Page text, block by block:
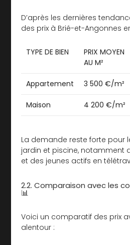
D’après les dernières
des prix à Brié-et-Angonnes
TYPE DE BIEN
PRIX MOYEN
AU M²
Appartement 3 500 €/m²
Maison 4 200 €/m²
La demande reste forte pour
jardin et piscine, notamment
et des jeunes actifs en
2.2. Comparaison avec les
📊
Voici un comparatif des prix
alentour :